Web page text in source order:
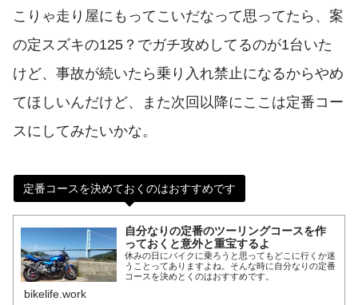
こりゃ走り屋にもってこいだなって思ってたら、案
の定スズキの125？でガチ攻めしてるのが1台いた
けど、事故が続いたら乗り入れ禁止になるからやめ
てほしいんだけど、また次回以降にここは定番コー
スにしてみたいかな。
定番コースを決めておくのはおすすめです
自分なりの定番のツーリングコースを作
っておくと意外と重宝するよ
休みの日にバイクに乗ろうと思ってもどこに行くか迷
うことってありますよね。そんな時に自分なりの定番
コースを決めとくのはおすすめです。
bikelife.work